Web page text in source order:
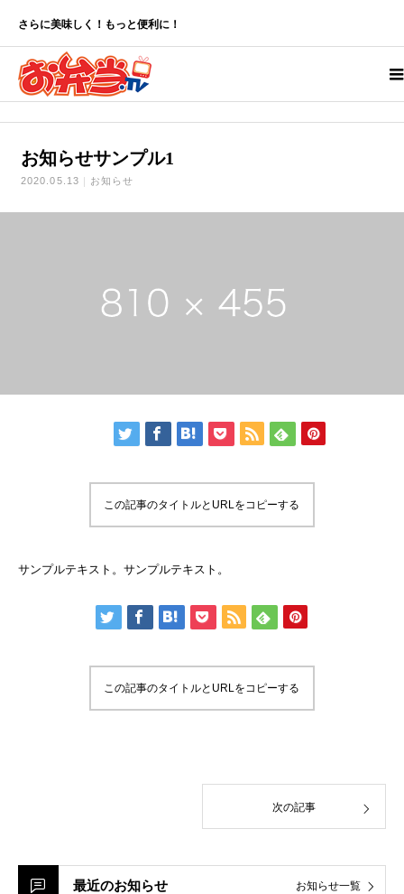
さらに美味しく！もっと便利に！
ーム
お知らせ お知らせサンプル1
お知らせサンプル1
2020.05.13 お知らせ
この記事のタイトルとURLをコピーする
サンプルテキスト。サンプルテキスト。
この記事のタイトルとURLをコピーする
次の記事
最近のお知らせ お知らせ一覧